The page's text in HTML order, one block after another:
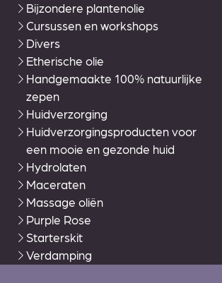
Bijzondere plantenolie
Cursussen en workshops
Divers
Etherische olie
Handgemaakte 100% natuurlijke
zepen
Huidverzorging
Huidverzorgingsproducten voor
een mooie en gezonde huid
Hydrolaten
Maceraten
Massage oliën
Purple Rose
Starterskit
Verdamping